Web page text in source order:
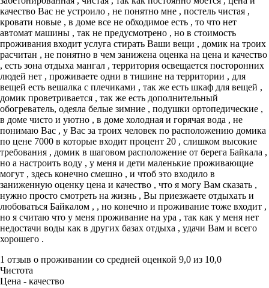
качество Вас не устроило , не понятно мне , постель чистая ,
кровати новые , в доме все не обходимое есть , то что нет
автомат машины , так не предусмотрено , но в стоимость
проживания входит услуга стирать Ваши вещи , домик на троих
расчитан , не понятно в чем занижена оценка на цена и качество
, есть зона отдыха мангал , территория освещается посторонних
людей нет , проживаете одни в тишине на территории , для
вещей есть вешалка с плечиками , так же есть шкаф для вещей ,
домик проветривается , так же есть дополнительный
обогреватель, одеяла белые зимние , подушки ортопедические ,
в доме чисто и уютно , в доме холодная и горячая вода , не
понимаю Вас , у Вас за троих человек по расположению домика
по цене 7000 в которые входит процент 20 , слишком высокие
требования , домик в шаговом расположение от берега Байкала ,
но а настроить воду , у меня и дети маленькие проживающие
могут , здесь конечно смешно , и чтоб это входило в
заниженную оценку цена и качество , что я могу Вам сказать ,
нужно просто смотреть на жизнь , Вы приезжаете отдыхать и
любоваться Байкалом , , но конечно и проживание тоже входит ,
но я считаю что у меня проживание на ура , так как у меня нет
недостачи воды как в других базах отдыха , удачи Вам и всего
хорошего .
1 отзыв о проживании со средней оценкой 9,0 из 10,0
Чистота
Цена - качество